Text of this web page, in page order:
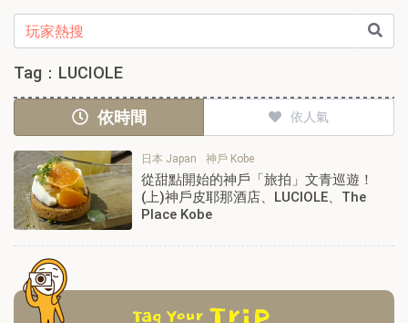
Tag：LUCIOLE
依時間 依人氣
日本 Japan 神戶 Kobe
從甜點開始的神戶「旅拍」文青巡遊！
(上)神戶皮耶那酒店、LUCIOLE、The
Place Kobe